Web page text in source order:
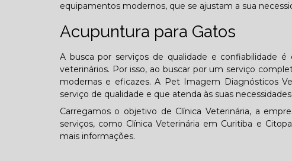
equipamentos modernos, que se ajustam a sua
Acupuntura para Gatos
A busca por serviços de qualidade e confiabilidade
veterinários. Por isso, ao buscar por um serviço
modernas e eficazes. A Pet Imagem Diagnósticos
serviço de qualidade e que atenda às suas
Carregamos o objetivo de Clínica Veterinária, a
serviços, como Clínica Veterinária em Curitiba e
mais informações.